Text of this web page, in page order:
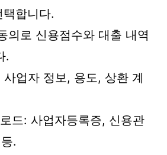
택합니다.
의로 신용점수와 대출 내역
.
업자 정보, 용도, 상환 계
드: 사업자등록증, 신용관
.